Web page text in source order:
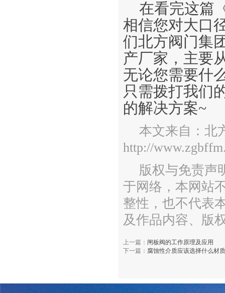
在看完这篇
相信您对大口
们北方阀门集
产厂家，主要
无论您需要什
只需拨打我们
的解决方案~
本文来自：北
http://
版权与免责声
于网络，本网站
整性，也不代表
及作品内容、版
上一篇： 闸板阀的工作原理及应用
下一篇： 腐蚀性介质应该选择什么材